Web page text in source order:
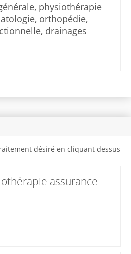
physiothérapie
orthopédie,
drainages
désiré en cliquant dessus
assurance